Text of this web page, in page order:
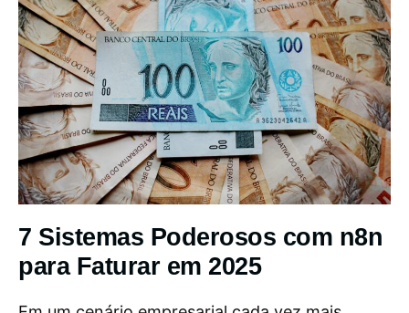
7 Sistemas Poderosos com n8n
para Faturar em 2025